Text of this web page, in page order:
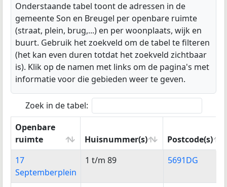
Onderstaande tabel toont de adressen in de
gemeente Son en Breugel per openbare ruimte
(straat, plein, brug,...) en per woonplaats, wijk en
buurt. Gebruik het zoekveld om de tabel te filteren
(het kan even duren totdat het zoekveld zichtbaar
is). Klik op de namen met links om de pagina's met
informatie voor die gebieden weer te geven.
Zoek in de tabel:
Openbare
ruimte
Huisnummer(s)
Postcode(s)
Openbare
ruimte
Huisnummer(s) Postcode(s)
17
Septemberplein
1 t/m 89 5691DG